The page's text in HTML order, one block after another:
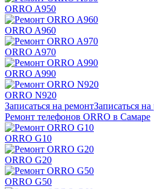
ORRO A950
ORRO A960
ORRO A970
ORRO A990
ORRO N920
Записаться на ремонтЗаписаться
Ремонт телефонов ORRO в Самаре
ORRO G10
ORRO G20
ORRO G50